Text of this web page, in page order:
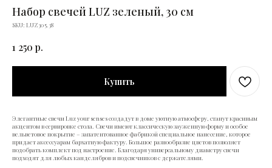
Набор свечей LUZ зеленый, 30 см
SKU: LUZ305.38
1 250 р.
Купить
Элегантные свечи Luz your senses создадут в доме уютную атмосферу, станут красивым
акцентом в сервировке стола. Свечи имеют классическую зауженную форму и особое
вельветовое покрытие – запатентованное фабрикой специальное нанесение, которое
придает аксессуарам бархатную фактуру. Большое разнообразие цветов позволяет
подобрать комплект под настроение. Благодаря универсальному диаметру свечи
подходят для любых канделябров и подсвечников с держателями.